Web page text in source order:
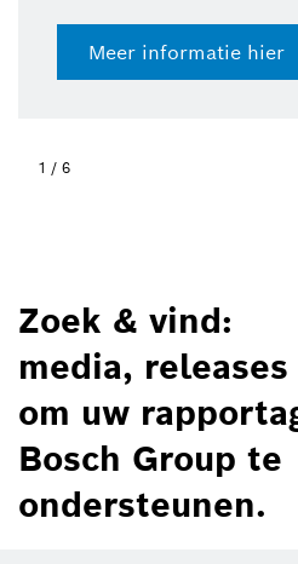
Meer informatie hier
1 / 6
Zoek & vind:
media,
om uw
Bosch Group te
ondersteunen.